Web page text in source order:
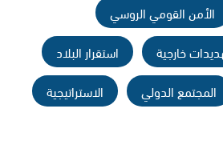
الأمن القومي الروسي
خارجية
استقرار البلاد
المجتمع الدولي
الاستراتيجية